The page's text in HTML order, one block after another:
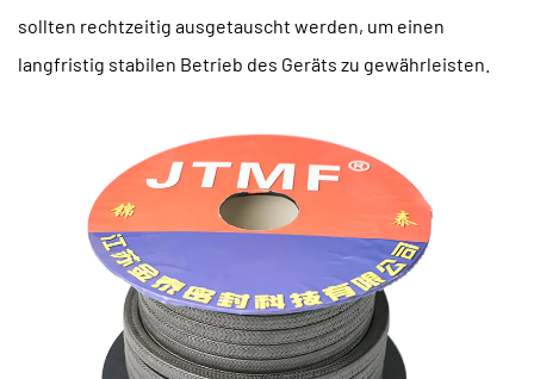
sollten rechtzeitig ausgetauscht werden, um einen
langfristig stabilen Betrieb des Geräts zu gewährleisten.